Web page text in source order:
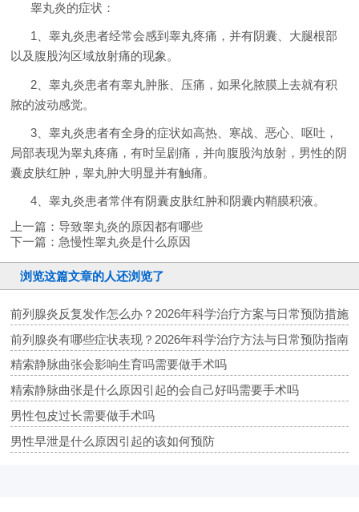
睾丸炎的症状：
1、睾丸炎患者经常会感到睾丸疼痛，并有阴囊、大腿根部
以及腹股沟区域放射痛的现象。
2、睾丸炎患者有睾丸肿胀、压痛，如果化脓膜上去就有积
脓的波动感觉。
3、睾丸炎患者有全身的症状如高热、寒战、恶心、呕吐，
局部表现为睾丸疼痛，有时呈剧痛，并向腹股沟放射，男性的阴
囊皮肤红肿，睾丸肿大明显并有触痛。
4、睾丸炎患者常伴有阴囊皮肤红肿和阴囊内鞘膜积液。
上一篇： 导致睾丸炎的原因都有哪些
下一篇： 急慢性睾丸炎是什么原因
浏览这篇文章的人还浏览了
前列腺炎反复发作怎么办？2026年科学治疗方案与日常预防措施
前列腺炎有哪些症状表现？2026年科学治疗方法与日常预防指南
精索静脉曲张会影响生育吗需要做手术吗
精索静脉曲张是什么原因引起的会自己好吗需要手术吗
男性包皮过长需要做手术吗
男性早泄是什么原因引起的该如何预防